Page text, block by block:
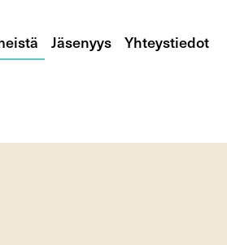
Jäsenyys Yhteystiedot